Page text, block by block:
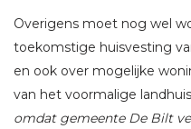
Overigens moet nog wel
toekomstige huisvesting
en ook over mogelijke
van het voormalige
omdat gemeente De Bilt